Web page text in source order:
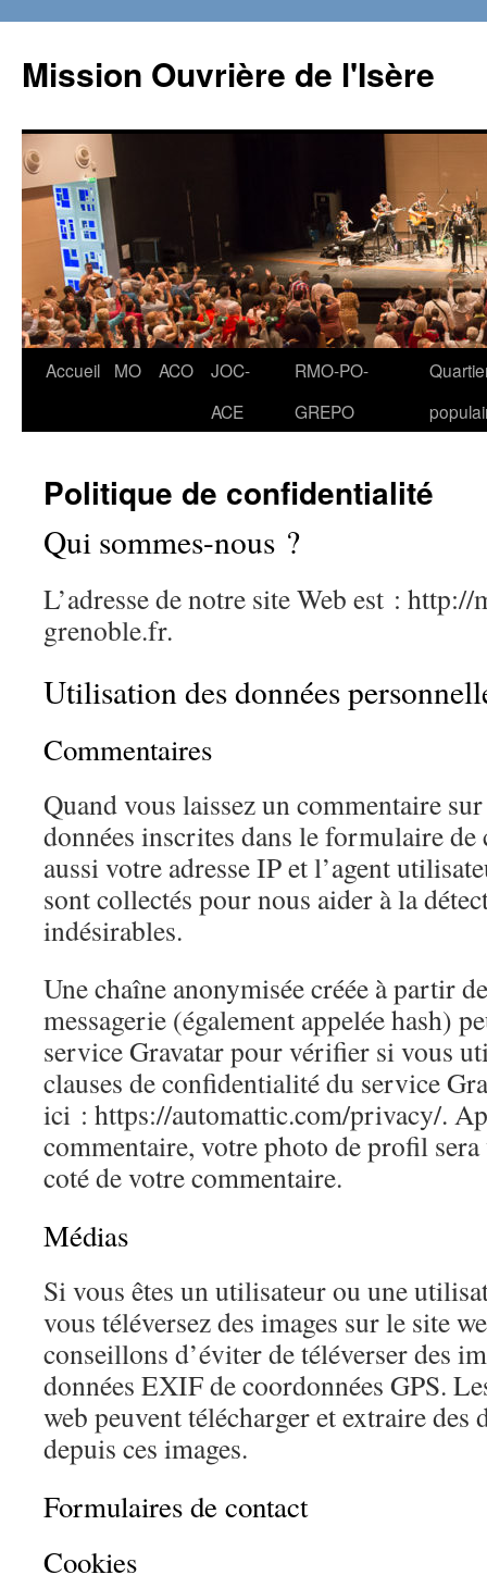
contenu
Mission Ouvrière de l'Isère
Accueil MO ACO
JOC-
ACE
RMO-PO-
GREPO
Politique de confidentialité
Qui sommes-nous ?
L’adresse de notre site Web est :
grenoble.fr.
Utilisation des données
Commentaires
Quand vous laissez un commentaire
données inscrites dans le formulaire
aussi votre adresse IP et l’agent
sont collectés pour nous aider à la
indésirables.
Une chaîne anonymisée créée à partir
messagerie (également appelée hash)
service Gravatar pour vérifier si vous
clauses de confidentialité du service
ici : https://automattic.com/privacy/.
commentaire, votre photo de profil
coté de votre commentaire.
Médias
Si vous êtes un utilisateur ou une
vous téléversez des images sur le site
conseillons d’éviter de téléverser des
données EXIF de coordonnées GPS.
web peuvent télécharger et extraire des
depuis ces images.
Formulaires de contact
Cookies